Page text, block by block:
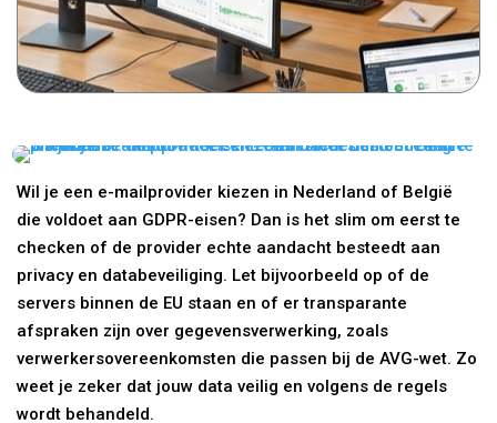
Wil je een e-mailprovider kiezen in Nederland of België
die voldoet aan GDPR-eisen? Dan is het slim om eerst te
checken of de provider echte aandacht besteedt aan
privacy en databeveiliging. Let bijvoorbeeld op of de
servers binnen de EU staan en of er transparante
afspraken zijn over gegevensverwerking, zoals
verwerkersovereenkomsten die passen bij de AVG-wet. Zo
weet je zeker dat jouw data veilig en volgens de regels
wordt behandeld.